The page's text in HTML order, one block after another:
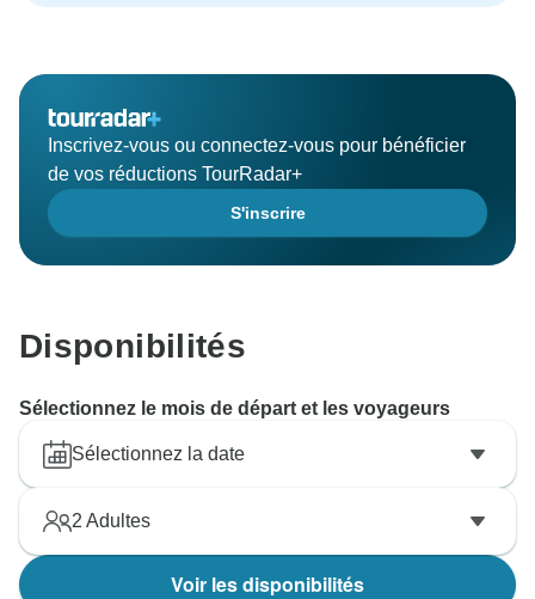
Inscrivez-vous ou connectez-vous pour bénéficier
de vos réductions TourRadar+
S'inscrire
Disponibilités
Sélectionnez le mois de départ et les voyageurs
Sélectionnez la date
2 Adultes
Voir les disponibilités